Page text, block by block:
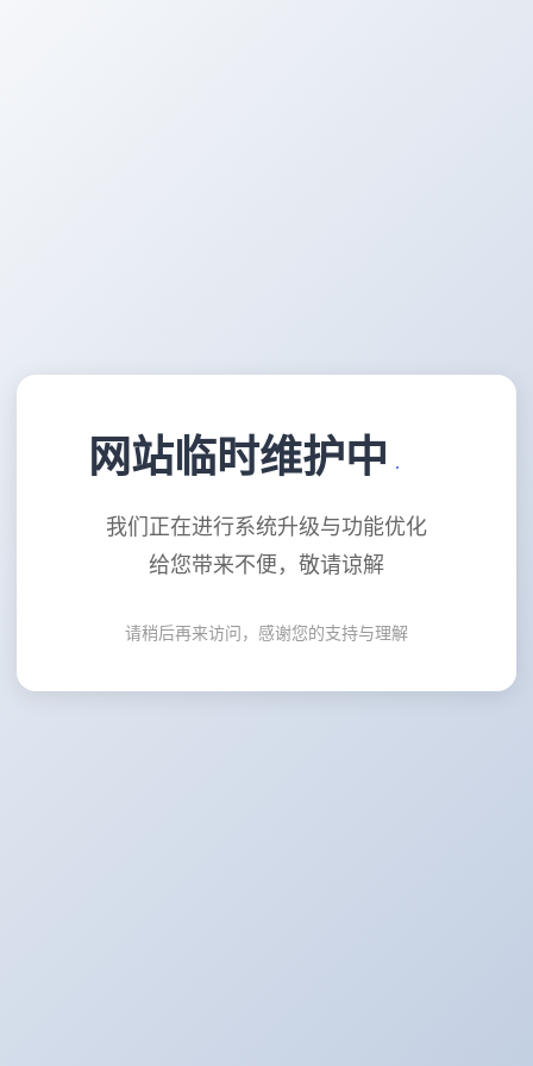
网站临时维护中
我们正在进行系统升级与功能优化
给您带来不便，敬请谅解
请稍后再来访问，感谢您的支持与理解